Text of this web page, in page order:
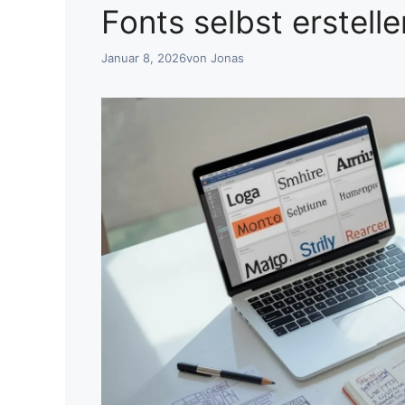
Fonts selbst
Januar 8, 2026von Jonas